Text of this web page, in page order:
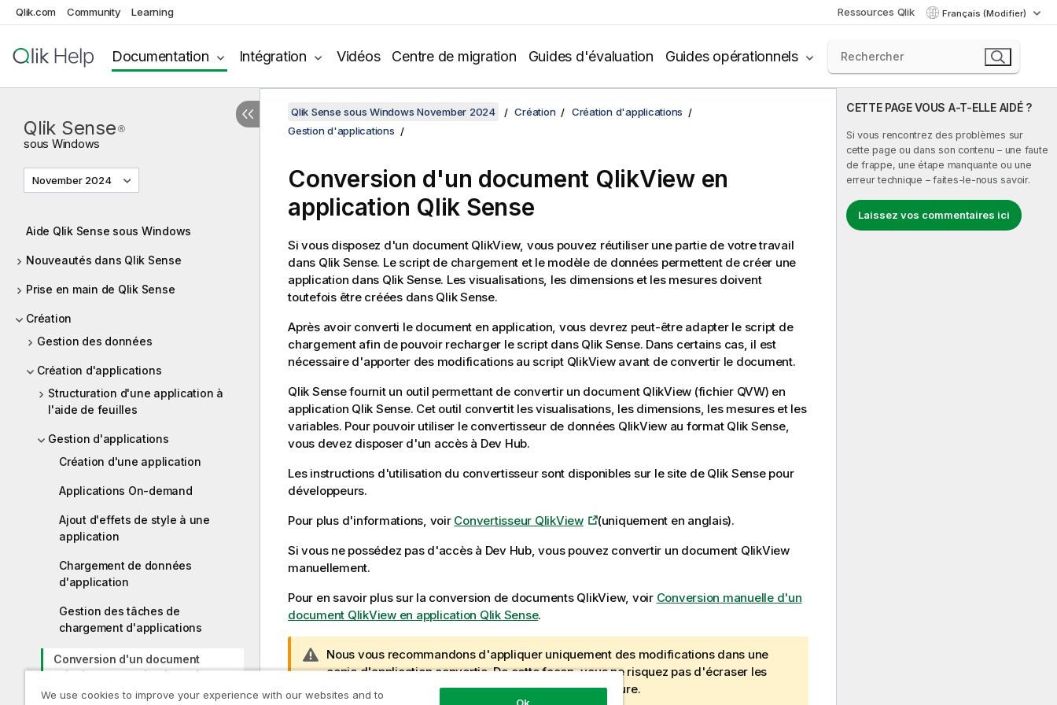
Qlik.com Community Learning Ressources Qlik Français (Modifier)
Documentation Intégration Vidéos Centre de migration Guides d'évaluation Guides opérationnels
Qlik Sense ®
sous Windows
November 2024
Aide Qlik Sense sous Windows
Nouveautés dans Qlik Sense
Prise en main de Qlik Sense
Création
Gestion des données
Création d'applications
Structuration d'une application à
l'aide de feuilles
Gestion d'applications
Création d'une application
Applications On-demand
Ajout d'effets de style à une
application
Chargement de données
d'application
Gestion des tâches de
chargement d'applications
Conversion d'un document
QlikView en application Qlik Sense
CETTE PAGE VOUS A-T-ELLE AIDÉ ?
Si vous rencontrez des problèmes sur
cette page ou dans son contenu – une faute
de frappe, une étape manquante ou une
erreur technique – faites-le-nous savoir.
Laissez vos commentaires ici
Qlik Sense sous Windows November 2024 Création
Création d'applications
Gestion d'applications
Conversion d'un document QlikViewen
application Qlik Sense
Si vous disposez d'un document QlikView, vous pouvez réutiliser une partie de votre travail
dans Qlik Sense. Le script de chargement et le modèle de données permettent de créer une
application dans Qlik Sense. Les visualisations, les dimensions et les mesures doivent
toutefois être créées dans Qlik Sense.
Après avoir converti le document en application, vous devrez peut-être adapter le script de
chargement afin de pouvoir recharger le script dans Qlik Sense. Dans certains cas, il est
nécessaire d'apporter des modifications au script QlikViewavant de convertir le document.
Qlik Sensefournit un outil permettant de convertir un document QlikView (fichier QVW) en
application Qlik Sense. Cet outil convertit les visualisations, les dimensions, les mesures et les
variables. Pour pouvoir utiliser le convertisseur de données QlikViewau format Qlik Sense,
vous devez disposer d'un accès à Dev Hub.
Les instructions d'utilisation du convertisseur sont disponibles sur le site de Qlik Sensepour
développeurs.
Pour plus d'informations, voir Convertisseur QlikView (uniquement en anglais).
Si vous ne possédez pas d'accès à Dev Hub, vous pouvez convertir un document QlikView
manuellement.
Pour en savoir plus sur la conversion de documents QlikView, voir Conversion manuelle d'un
document QlikView en application Qlik Sense.
N
o
Nous vous recommandons d'appliquer uniquement des modifications dans une
copie d'application convertie. De cette façon, vous ne risquez pas d'écraser les
changements effectués lors d'une conversion ultérieure.
We use cookies to improve your experience with our websites and to